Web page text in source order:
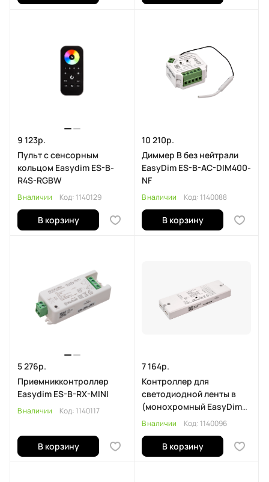
9 123р.
Пульт с сенсорным
кольцом Easydim ES-B-
R4S-RGBW
В наличии Код: 1140129
В корзину
10 210р.
Диммер В без нейтрали
EasyDim ES-B-AC-DIM400-
NF
В наличии Код: 1140088
В корзину
5 276р.
Приемникконтроллер
Easydim ES-B-RX-MINI
В наличии Код: 1140117
В корзину
7 164р.
Контроллер для
светодиодной ленты в
(монохромный EasyDim
ES-B-DC
В наличии Код: 1140096
В корзину